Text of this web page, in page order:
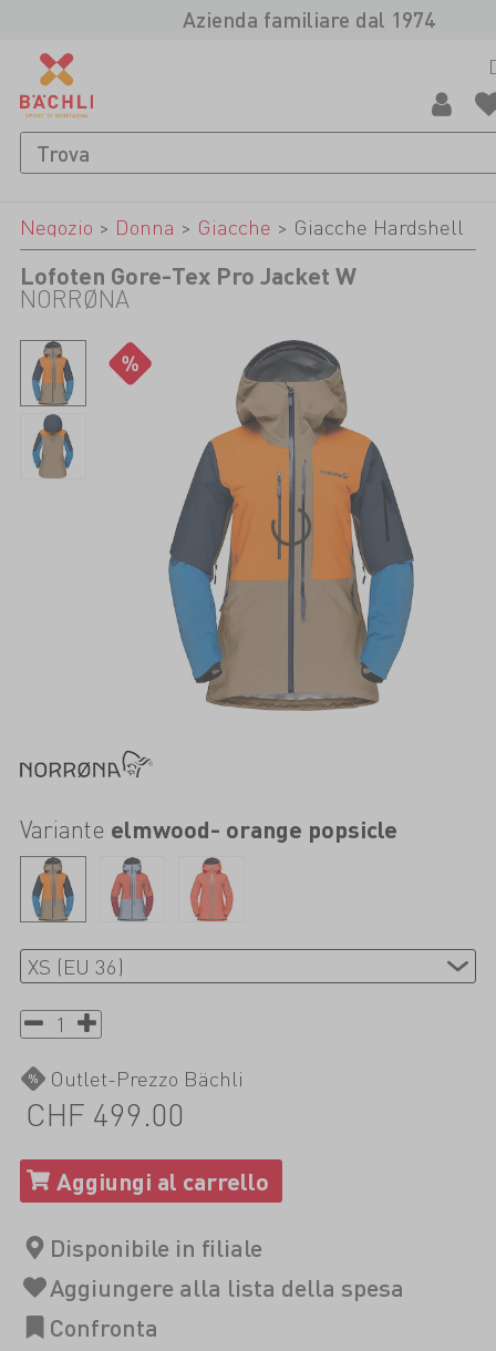
Azienda familiare dal 1974
Negozio > Donna > Giacche > Giacche Hardshell
Lofoten Gore-Tex Pro Jacket W
NORRØNA
Variante elmwood- orange popsicle
Outlet-Prezzo Bächli
CHF 499.00